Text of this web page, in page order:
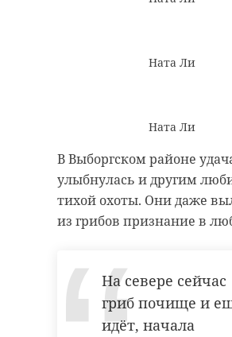
Ната Ли
Ната Ли
В Выборгском районе
улыбнулась и другим
тихой охоты. Они даже
из грибов признание в
На севере сейчас
гриб почище и
идёт, начала